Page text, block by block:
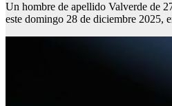
Un hombre de apellido Valverde de
este domingo 28 de diciembre 2025,